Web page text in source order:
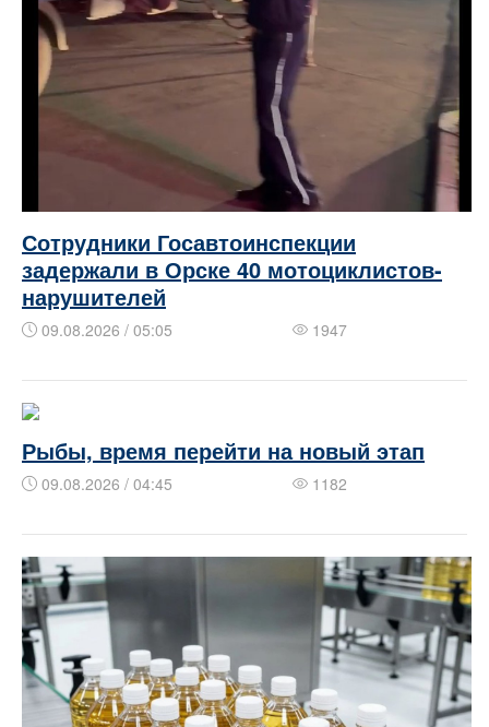
Сотрудники Госавтоинспекции
задержали в Орске 40 мотоциклистов-
нарушителей
09.08.2026 / 05:05 1947
Рыбы, время перейти на новый этап
09.08.2026 / 04:45 1182